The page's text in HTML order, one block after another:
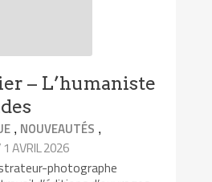
– L’humaniste
, NOUVEAUTÉS ,
AVRIL 2026
photographe